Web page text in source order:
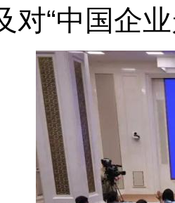
对“中国企